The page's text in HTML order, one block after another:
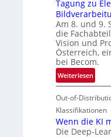
l
i
c
h
k
e
i
t
e
d
e
r
i
n
V
I
S
I
O
N
T
u
i
d
e
d
T
o
u
r
a
Tagung zu
Am 8. und 9.
die
Vision und
Österreich,
bei Becom.
Weiterlesen:
T
a
g
u
n
Out-of-
Klassifikationen
Wenn die KI
Die Deep-